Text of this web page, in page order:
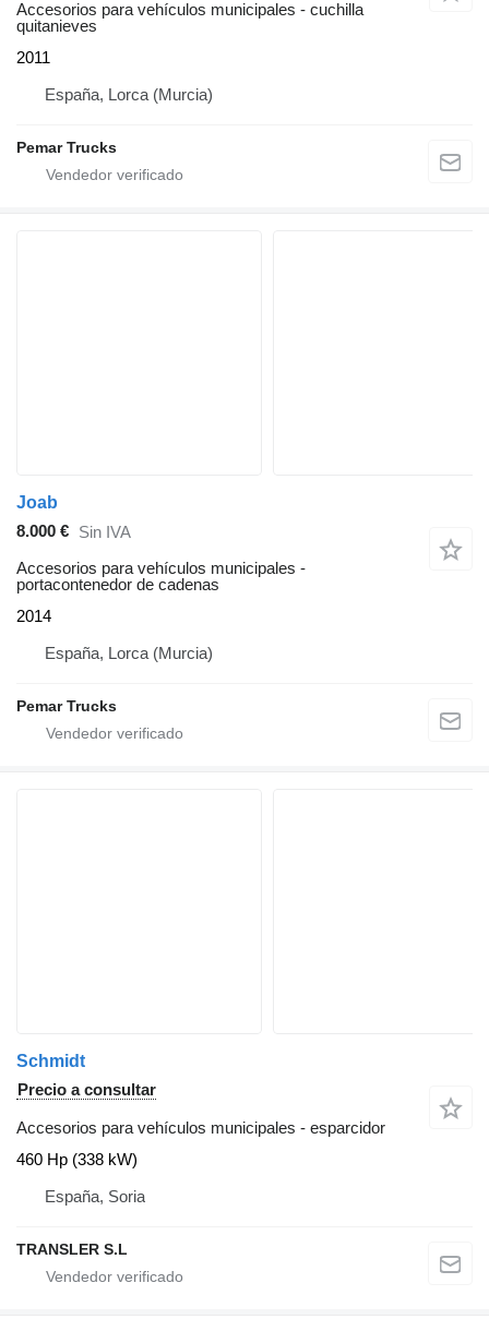
Accesorios para vehículos municipales - cuchilla
quitanieves
2011
España, Lorca (Murcia)
Pemar Trucks
Joab
8.000 € Sin IVA
Accesorios para vehículos municipales -
portacontenedor de cadenas
2014
España, Lorca (Murcia)
Pemar Trucks
Schmidt
Precio a consultar
Accesorios para vehículos municipales - esparcidor
460 Hp (338 kW)
España, Soria
TRANSLER S.L